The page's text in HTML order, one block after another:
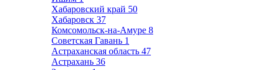
Хабаровский край 50
Хабаровск 37
Комсомольск-на-Амуре 8
Советская Гавань 1
Астраханская область 47
Астрахань 36